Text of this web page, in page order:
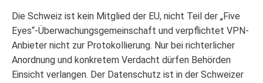
Die Schweiz ist kein Mitglied der EU, nicht Teil der „Five
Eyes“-Überwachungsgemeinschaft und verpflichtet VPN-
Anbieter nicht zur Protokollierung. Nur bei richterlicher
Anordnung und konkretem Verdacht dürfen Behörden
Einsicht verlangen. Der Datenschutz ist in der Schweizer